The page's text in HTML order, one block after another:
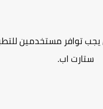
توافر مستخدمين
ستارت اب.